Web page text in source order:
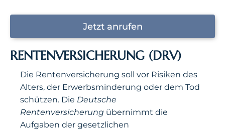
Jetzt anrufen
RENTENVERSICHERUNG (DRV)
Die Rentenversicherung soll vor Risiken des
Alters, der Erwerbsminderung oder dem Tod
schützen. Die Deutsche
Rentenversicherung übernimmt die
Aufgaben der gesetzlichen